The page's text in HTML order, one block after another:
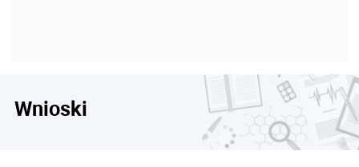
Wnioski